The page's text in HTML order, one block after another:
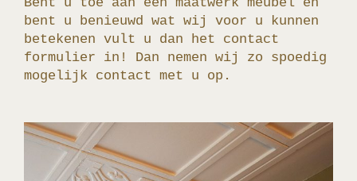
bent u benieuwd wat wij voor u kunnen
betekenen vult u dan het contact
formulier in! Dan nemen wij zo spoedig
mogelijk contact met u op.